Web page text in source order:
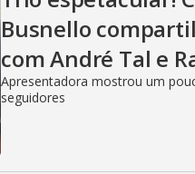
Busnello
com André Tal e
Apresentadora mostrou um
seguidores